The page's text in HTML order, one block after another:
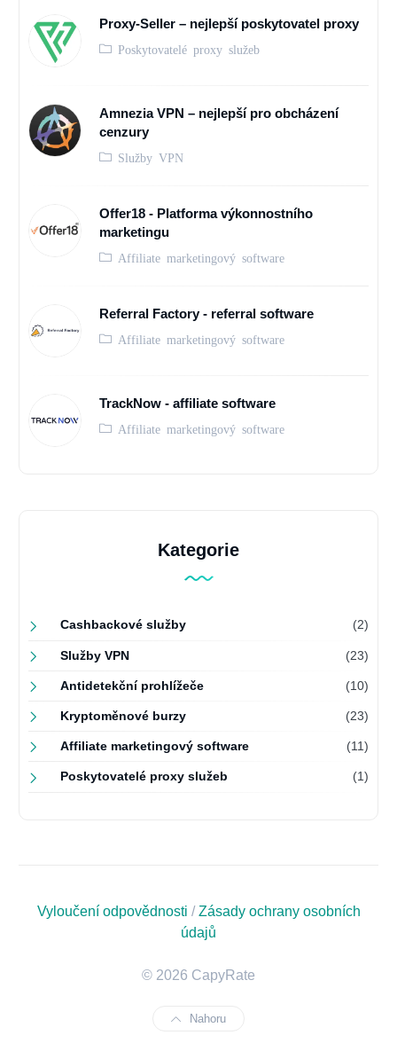
Proxy-Seller – nejlepší poskytovatel proxy
Poskytovatelé proxy služeb
Amnezia VPN – nejlepší pro obcházení
cenzury
Služby VPN
Offer18 - Platforma výkonnostního
marketingu
Affiliate marketingový software
Referral Factory - referral software
Affiliate marketingový software
TrackNow - affiliate software
Affiliate marketingový software
Kategorie
Cashbackové služby (2)
Služby VPN (23)
Antidetekční prohlížeče (10)
Kryptoměnové burzy (23)
Affiliate marketingový software (11)
Poskytovatelé proxy služeb (1)
Vyloučení odpovědnosti /Zásady ochrany osobních
údajů
© 2026 CapyRate
Nahoru